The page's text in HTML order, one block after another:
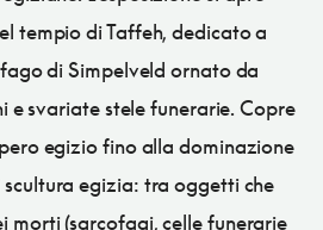
tempio di Taffeh, dedicato a
di Simpelveld ornato da
e svariate stele funerarie. Copre
egizio fino alla dominazione
egizia: tra oggetti che
morti (sarcofagi, celle funerarie